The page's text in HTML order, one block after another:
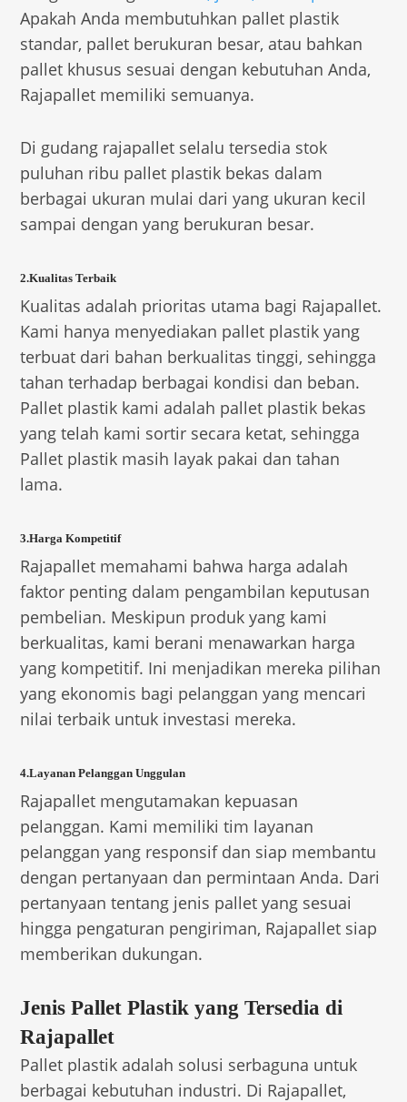
Apakah Anda membutuhkan pallet plastik
standar, pallet berukuran besar, atau bahkan
pallet khusus sesuai dengan kebutuhan Anda,
Rajapallet memiliki semuanya.
Di gudang rajapallet selalu tersedia stok
puluhan ribu pallet plastik bekas dalam
berbagai ukuran mulai dari yang ukuran kecil
sampai dengan yang berukuran besar.
2.Kualitas Terbaik
Kualitas adalah prioritas utama bagi Rajapallet.
Kami hanya menyediakan pallet plastik yang
terbuat dari bahan berkualitas tinggi, sehingga
tahan terhadap berbagai kondisi dan beban.
Pallet plastik kami adalah pallet plastik bekas
yang telah kami sortir secara ketat, sehingga
Pallet plastik masih layak pakai dan tahan
lama.
3.Harga Kompetitif
Rajapallet memahami bahwa harga adalah
faktor penting dalam pengambilan keputusan
pembelian. Meskipun produk yang kami
berkualitas, kami berani menawarkan harga
yang kompetitif. Ini menjadikan mereka pilihan
yang ekonomis bagi pelanggan yang mencari
nilai terbaik untuk investasi mereka.
4.Layanan Pelanggan Unggulan
Rajapallet mengutamakan kepuasan
pelanggan. Kami memiliki tim layanan
pelanggan yang responsif dan siap membantu
dengan pertanyaan dan permintaan Anda. Dari
pertanyaan tentang jenis pallet yang sesuai
hingga pengaturan pengiriman, Rajapallet siap
memberikan dukungan.
Jenis Pallet Plastik yang Tersedia di
Rajapallet
Pallet plastik adalah solusi serbaguna untuk
berbagai kebutuhan industri. Di Rajapallet,